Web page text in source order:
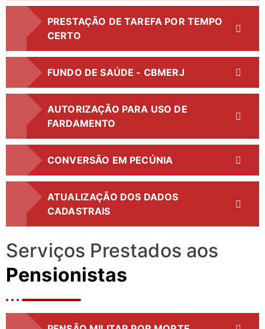
PRESTAÇÃO DE TAREFA POR TEMPO
CERTO
FUNDO DE SAÚDE - CBMERJ
AUTORIZAÇÃO PARA USO DE
FARDAMENTO
CONVERSÃO EM PECÚNIA
ATUALIZAÇÃO DOS DADOS
CADASTRAIS
Serviços Prestados aos
Pensionistas